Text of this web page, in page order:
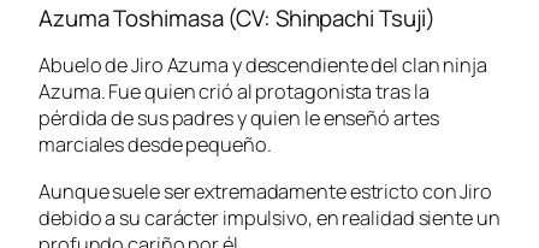
Azuma Toshimasa (CV: Shinpachi Tsuji)
Abuelo de Jiro Azuma y descendiente del clan ninja
Azuma. Fue quien crió al protagonista tras la
pérdida de sus padres y quien le enseñó artes
marciales desde pequeño.
Aunque suele ser extremadamente estricto con Jiro
debido a su carácter impulsivo, en realidad siente un